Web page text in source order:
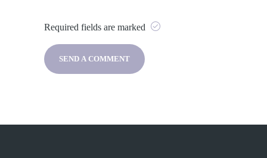
Required fields are marked